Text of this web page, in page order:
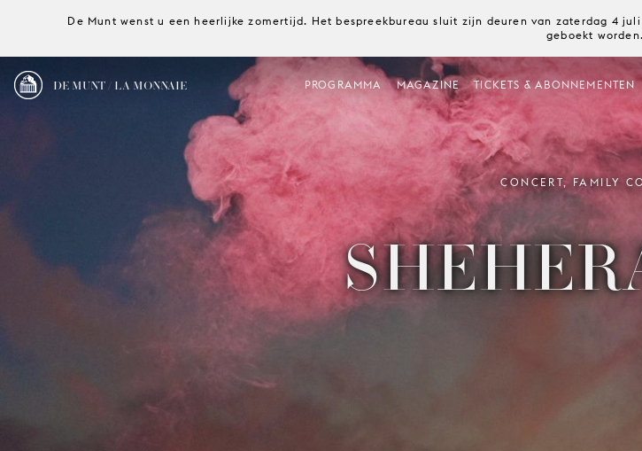
De Munt wenst u een heerlijke zomertijd. Het bespreekbureau sluit zijn deuren van zaterdag 4
geboekt worden.
DE MUNT / LA MONNAIE PROGRAMMA MAGAZINE TICKETS & ABONNEMENTEN
CONCERT, FAMILY